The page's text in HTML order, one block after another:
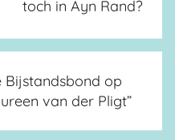
toch in Ayn Rand?
Bijstandsbond op
van der Pligt”